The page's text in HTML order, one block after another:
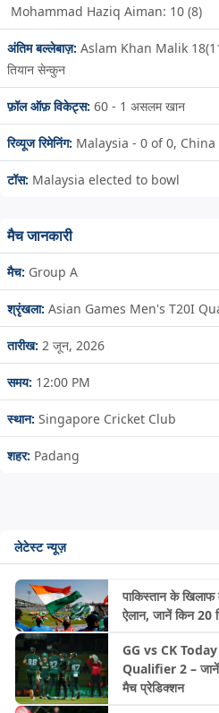
Mohammad Haziq Aiman: 10 (8)
अंतिम बल्लेबाज़: Aslam Khan Malik
तियान सेन्कुन
फ़ॉल ऑफ़ विकेट्स: 60 - 1 असलम खान
रिव्यूज रिमेनिंग: Malaysia - 0 of 0,
टॉस: Malaysia elected to bowl
मैच जानकारी
मैच: Group A
श्रृंखला: Asian Games Men's T20I
तारीख: 2 जून, 2026
समय: 12:00 PM
स्थान: Singapore Cricket Club
शहर: Padang
लेटेस्ट न्यूज़
पाकिस्तान के खिलाफ
ऐलान, जानें किन 20
GG vs CK
Qualifier 2 – जानें
मैच प्रेडिक्शन